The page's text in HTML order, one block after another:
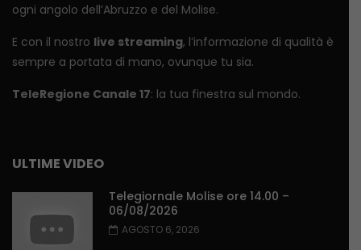
ogni angolo dell’Abruzzo e del Molise.
E con il nostro live streaming, l’informazione di qualità è
sempre a portata di mano, ovunque tu sia.
TeleRegione Canale 17: la tua finestra sul mondo.
ULTIME VIDEO
Telegiornale Molise ore 14.00 –
06/08/2026
AGOSTO 6, 2026